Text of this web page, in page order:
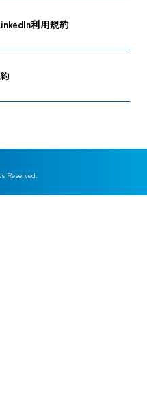
利用規約
Reserved.